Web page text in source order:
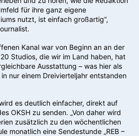
für ihre ganz eigene
nutzt, ist einfach großartig“,
Kanal war von Beginn an an der
Studios, die wir im Land haben, hat
Ausstattung – was hier als
nur einem Dreivierteljahr entstanden
es deutlich einfacher, direkt auf
OKSH zu senden. „Von daher wird
zusätzlich zu den wöchentlichen
monatlich eine Sendestunde „REB –